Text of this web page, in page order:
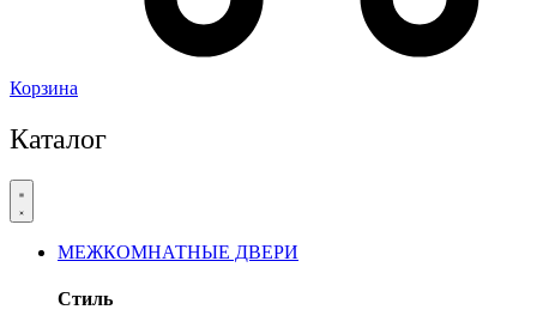
Корзина
Каталог
МЕЖКОМНАТНЫЕ ДВЕРИ
Стиль